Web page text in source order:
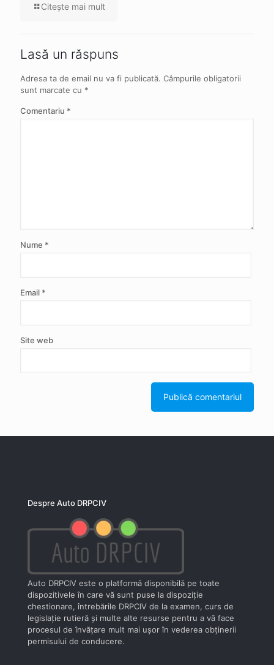
Citeşte mai mult
Lasă un răspuns
Adresa ta de email nu va fi publicată. Câmpurile obligatorii
sunt marcate cu *
Comentariu *
Nume *
Email *
Site web
Despre Auto DRPCIV
Auto DRPCIV este o platformă disponibilă pe toate
dispozitivele în care vă sunt puse la dispoziţie
chestionare, întrebările DRPCIV de la examen, curs de
legislaţie rutieră şi multe alte resurse pentru a vă face
procesul de învăţare mult mai uşor în vederea obţinerii
permisului de conducere.